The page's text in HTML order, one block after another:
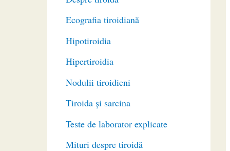
Ecografia tiroidiană
Hipotiroidia
Hipertiroidia
Nodulii tiroidieni
Tiroida și sarcina
Teste de laborator explicate
Mituri despre tiroidă